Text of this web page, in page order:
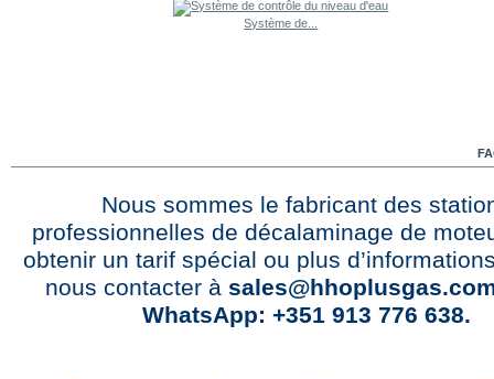
Système de...
Nous sommes le fabricant des
professionnelles de décalaminage de
obtenir un tarif spécial ou plus
nous contacter à
WhatsApp: +351 913 776 638.